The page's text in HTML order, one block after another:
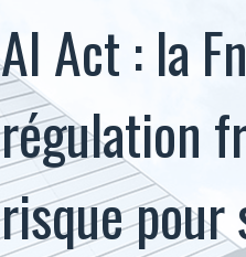
AI Act : la
régulation
risque pour